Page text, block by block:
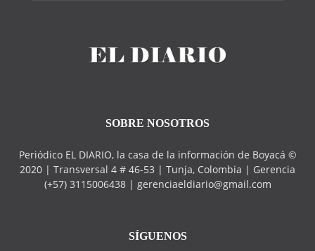
SOBRE NOSOTROS
Periódico EL DIARIO, la casa de la información de Boyacá ©
2020 | Transversal 4 # 46-53 | Tunja, Colombia | Gerencia
(+57) 3115006438 | gerenciaeldiario@gmail.com
SÍGUENOS